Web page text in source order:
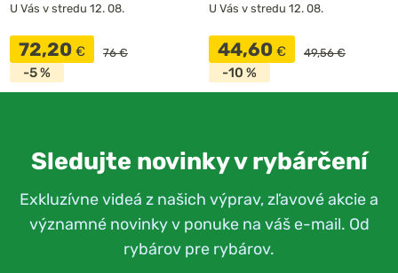
U Vás v stredu 12. 08.
72,20 € 76 €
-5 %
U Vás v stredu 12. 08.
44,60 € 49,56 €
-10 %
Sledujte novinky v rybárčení
Exkluzívne videá z našich výprav, zľavové akcie a
významné novinky v ponuke na váš e-mail. Od
rybárov pre rybárov.